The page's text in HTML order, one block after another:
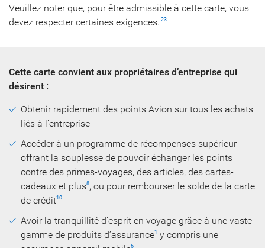
Veuillez noter que, pour être admissible à cette carte, vous
devez respecter certaines exigences. 23
Cette carte convient aux propriétaires d’entreprise qui
désirent :
Obtenir rapidement des points Avion sur tous les achats
liés à l’entreprise
Accéder à un programme de récompenses supérieur
offrant la souplesse de pouvoir échanger les points
contre des primes-voyages, des articles, des cartes-
cadeaux et plus8, ou pour rembourser le solde de la carte
de crédit10
Avoir la tranquillité d’esprit en voyage grâce à une vaste
gamme de produits d’assurance1 y compris une
6